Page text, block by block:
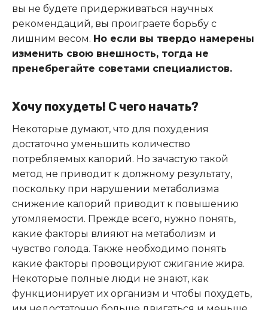
вы не будете придерживаться научных
рекомендаций, вы проиграете борьбу с
лишним весом. Но если вы твердо намерены
изменить свою внешность, тогда не
пренебрегайте советами специалистов.
Хочу похудеть! С чего начать?
Некоторые думают, что для похудения
достаточно уменьшить количество
потребляемых калорий. Но зачастую такой
метод не приводит к должному результату,
поскольку при нарушении метаболизма
снижение калорий приводит к повышению
утомляемости. Прежде всего, нужно понять,
какие факторы влияют на метаболизм и
чувство голода. Также необходимо понять
какие факторы провоцируют сжигание жира.
Некоторые полные люди не знают, как
функционирует их организм и чтобы похудеть,